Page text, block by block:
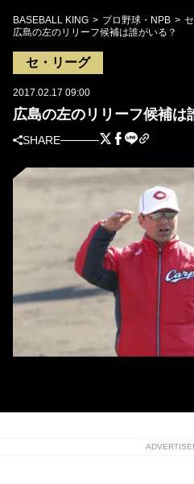
BASEBALL KING プロ野球・NPB
広島の左のリリーフ候補は誰がいる？
セ・リーグ
2017.02.17 09:00
広島の左のリリーフ候補は
SHARE